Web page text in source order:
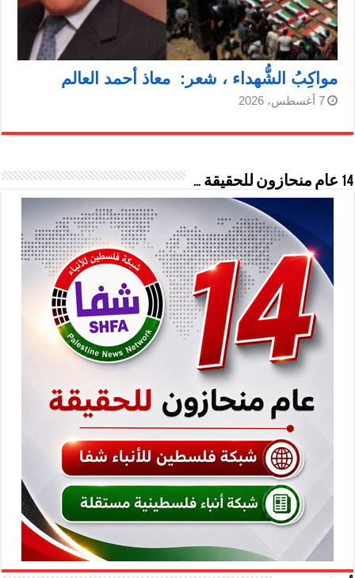
مواكِبُ الشُّهداء ، شعر: معاذ أحمد العالم
7 أغسطس، 2026
14 عام منحازون للحقيقة …